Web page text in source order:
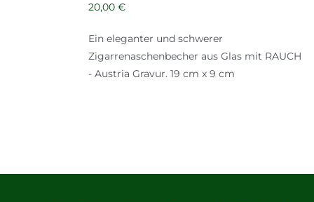
20,00 €
Ein eleganter und schwerer
Zigarrenaschenbecher aus Glas mit RAUCH
- Austria Gravur. 19 cm x 9 cm